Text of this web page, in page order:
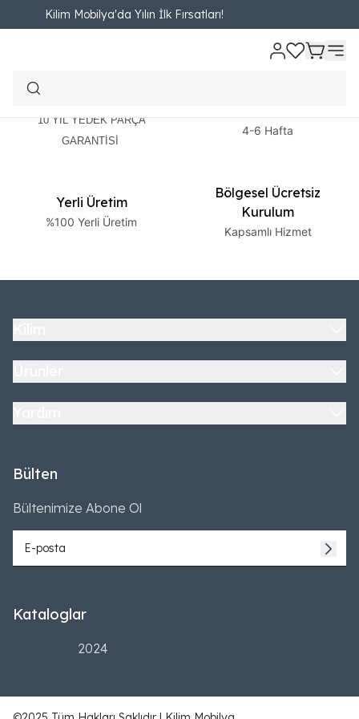
Kilim Mobilya'da Yılın İlk Fırsatları!
10 YIL YEDEK PARÇA
GARANTİSİ
4-6 Hafta
Yerli Üretim
%100 Yerli Üretim
Bölgesel Ücretsiz
Kurulum
Kapsamlı Hizmet
Kataloglar
2024
Bülten
Bültenimize Abone Ol